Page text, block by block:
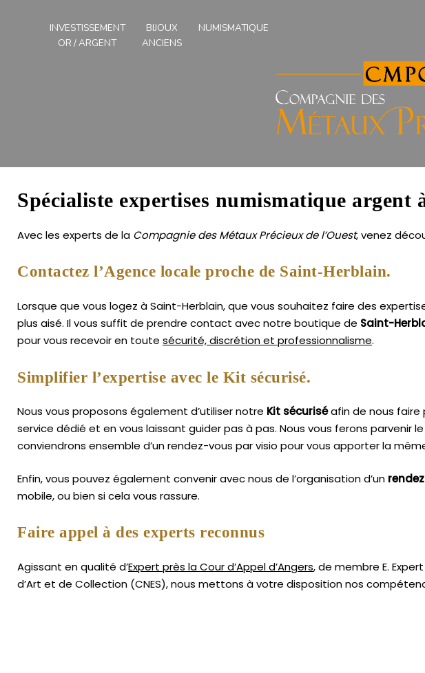
INVESTISSEMENT
OR / ARGENT
BIJOUX
ANCIENS
NUMISMATIQUE
Spécialiste expertises numismatique argent
Avec les experts de la Compagnie des Métaux Précieux de l’Ouest, venez
Contactez l’Agence locale proche de Saint-Herblain.
Lorsque que vous logez à Saint-Herblain, que vous souhaitez faire des
plus aisé. Il vous suffit de prendre contact avec notre boutique de Saint-
pour vous recevoir en toute sécurité, discrétion et professionnalisme.
Simplifier l’expertise avec le Kit sécurisé.
Nous vous proposons également d’utiliser notre Kit sécuriséafin de nous faire
service dédié et en vous laissant guider pas à pas. Nous vous ferons parvenir
conviendrons ensemble d’un rendez-vous par visio pour vous apporter la
Enfin, vous pouvez également convenir avec nous de l’organisation d’un
mobile, ou bien si cela vous rassure.
Faire appel à des experts reconnus
Agissant en qualité d’Expert près la Cour d’Appel d’Angers, de membre E. Expert
d’Art et de Collection (CNES),nous mettons à votre disposition nos